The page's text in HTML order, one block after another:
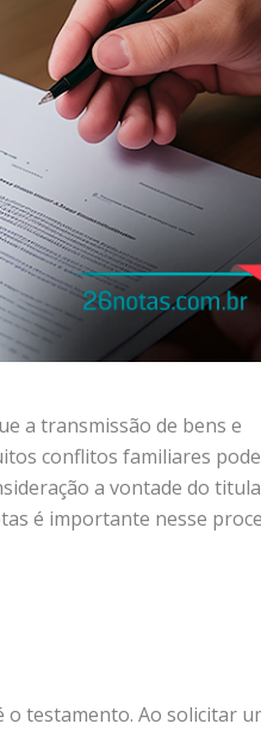
a transmissão de bens e
conflitos familiares
a vontade do
é importante nesse
testamento. Ao solicitar